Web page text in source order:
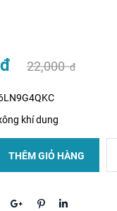
đ 22,000đ
khí dung
THÊM GIỎ HÀNG